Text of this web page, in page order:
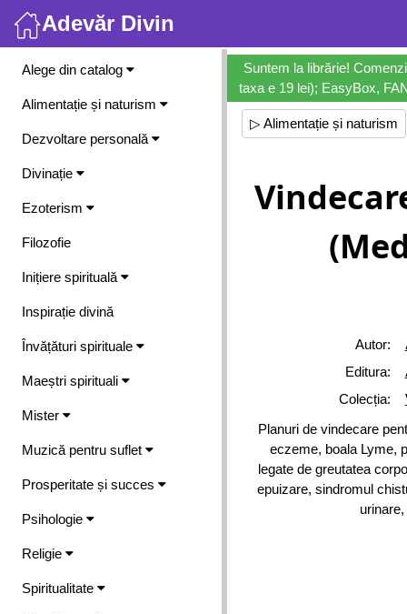
Adevăr Divin
Meniu
Alege din catalog
Alimentație și naturism
Dezvoltare personală
Divinație
Ezoterism
Filozofie
Inițiere spirituală
Inspirație divină
Învățături spirituale
Maeștri spirituali
Mister
Muzică pentru suflet
Prosperitate și succes
Psihologie
Religie
Spiritualitate
Suntem la librărie!
taxa e 19 lei); EasyBox,
▷ Alimentație și naturism
Autor:
Editura:
Colecția:
Planuri de vindecare
eczeme, boala Lyme,
legate de greutatea
epuizare, sindromul